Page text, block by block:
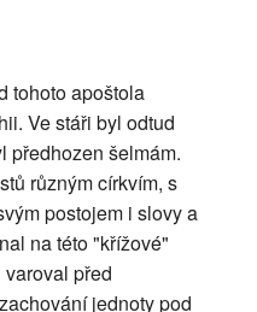
tohoto apoštola
Ve stáři byl odtud
předhozen šelmám.
různým církvím, s
postojem i slovy a
na této "křížové"
před
jednoty pod